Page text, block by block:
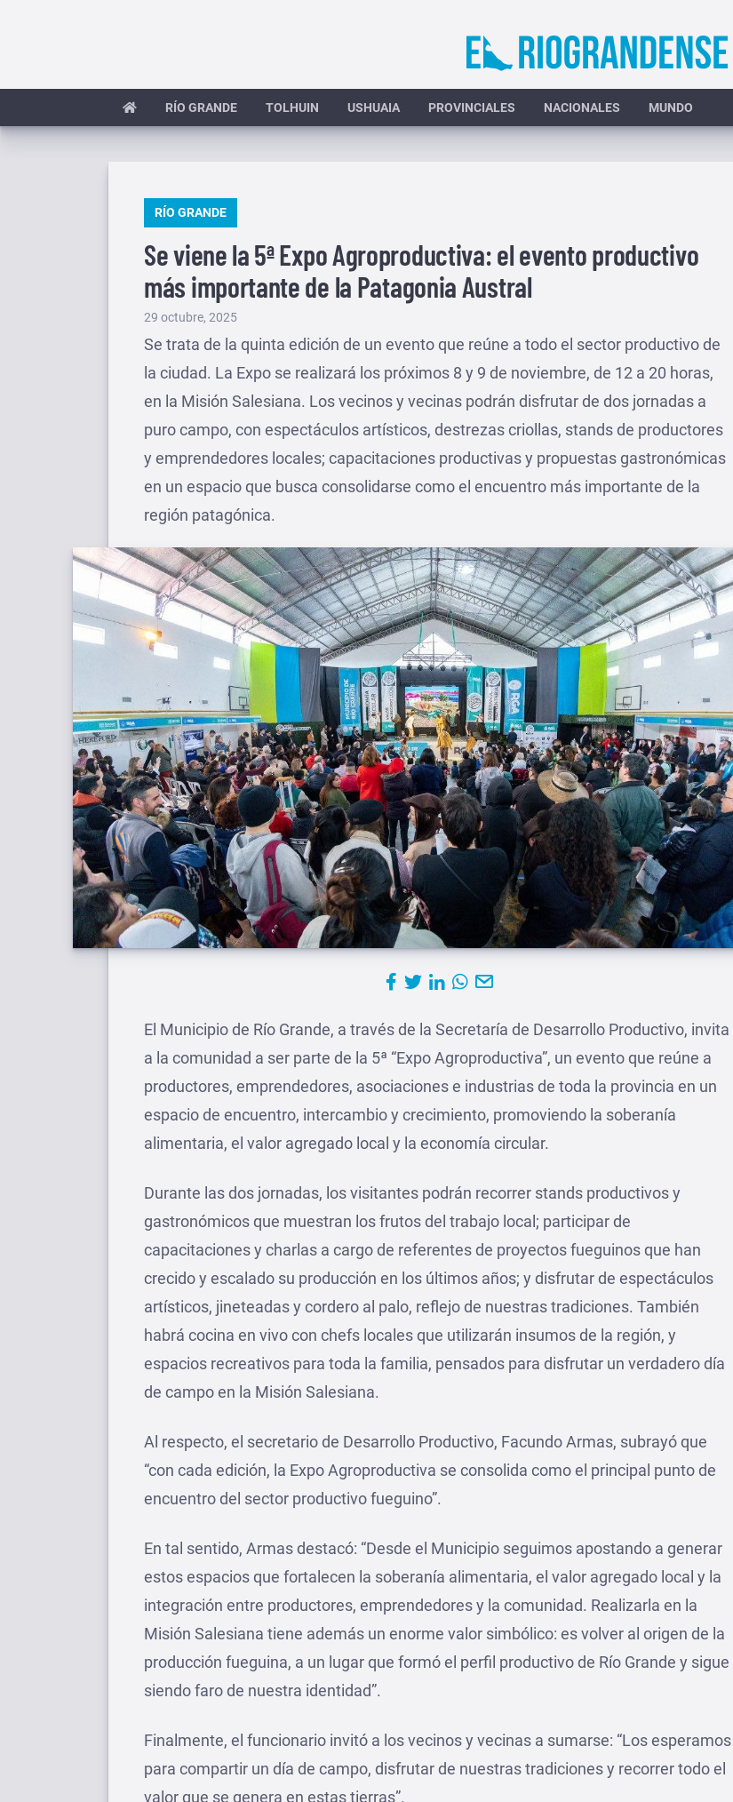
RÍO GRANDE TOLHUIN USHUAIA PROVINCIALES NACIONALES MUNDO
PUBLICADO
RÍO GRANDE
Se viene la 5ª Expo Agroproductiva: el evento productivo
más importante de la Patagonia Austral
Publicado
el
29 octubre, 2025
Se trata de la quinta edición de un evento que reúne a todo el sector productivo de
la ciudad. La Expo se realizará los próximos 8 y 9 de noviembre, de 12 a 20 horas,
en la Misión Salesiana. Los vecinos y vecinas podrán disfrutar de dos jornadas a
puro campo, con espectáculos artísticos, destrezas criollas, stands de productores
y emprendedores locales; capacitaciones productivas y propuestas gastronómicas
en un espacio que busca consolidarse como el encuentro más importante de la
región patagónica.
El Municipio de Río Grande, a través de la Secretaría de Desarrollo Productivo, invita
a la comunidad a ser parte de la 5ª “Expo Agroproductiva”, un evento que reúne a
productores, emprendedores, asociaciones e industrias de toda la provincia en un
espacio de encuentro, intercambio y crecimiento, promoviendo la soberanía
alimentaria, el valor agregado local y la economía circular.
Durante las dos jornadas, los visitantes podrán recorrer stands productivos y
gastronómicos que muestran los frutos del trabajo local; participar de
capacitaciones y charlas a cargo de referentes de proyectos fueguinos que han
crecido y escalado su producción en los últimos años; y disfrutar de espectáculos
artísticos, jineteadas y cordero al palo, reflejo de nuestras tradiciones. También
habrá cocina en vivo con chefs locales que utilizarán insumos de la región, y
espacios recreativos para toda la familia, pensados para disfrutar un verdadero día
de campo en la Misión Salesiana.
Al respecto, el secretario de Desarrollo Productivo, Facundo Armas, subrayó que
“con cada edición, la Expo Agroproductiva se consolida como el principal punto de
encuentro del sector productivo fueguino”.
En tal sentido, Armas destacó: “Desde el Municipio seguimos apostando a generar
estos espacios que fortalecen la soberanía alimentaria, el valor agregado local y la
integración entre productores, emprendedores y la comunidad. Realizarla en la
Misión Salesiana tiene además un enorme valor simbólico: es volver al origen de la
producción fueguina, a un lugar que formó el perfil productivo de Río Grande y sigue
siendo faro de nuestra identidad”.
Finalmente, el funcionario invitó a los vecinos y vecinas a sumarse: “Los esperamos
para compartir un día de campo, disfrutar de nuestras tradiciones y recorrer todo el
valor que se genera en estas tierras”.